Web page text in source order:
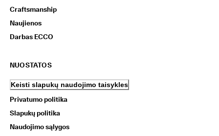
Craftsmanship
Naujienos
Darbas ECCO
NUOSTATOS
Keisti slapukų naudojimo taisykles
Privatumo politika
Slapukų politika
Naudojimo sąlygos